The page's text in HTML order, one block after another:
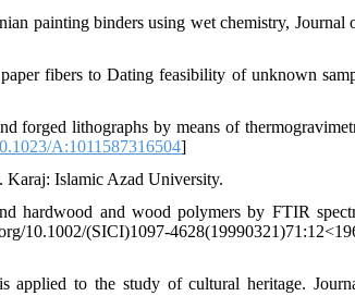
painting binders using wet chemistry, Journal
fibers to Dating feasibility of unknown
lithographs by means of
A:1011587316504]
Karaj: Islamic Azad University.
hardwood and wood polymers by FTIR
(SICI)1097-
to the study of cultural heritage.